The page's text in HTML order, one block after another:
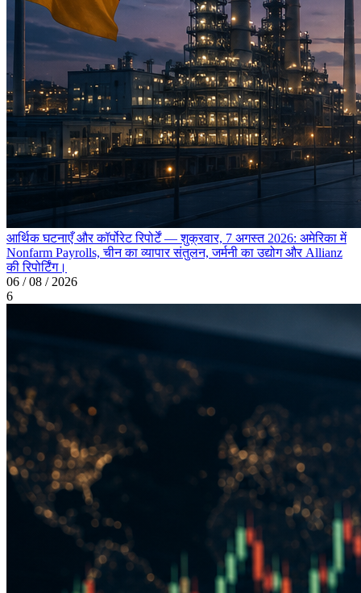
आर्थिक घटनाएँ और कॉर्पोरेट रिपोर्टें — शुक्रवार, 7 अगस्त 2026: अमेरिका में
Nonfarm Payrolls, चीन का व्यापार संतुलन, जर्मनी का उद्योग और Allianz
की रिपोर्टिंग।
06 / 08 / 2026
6